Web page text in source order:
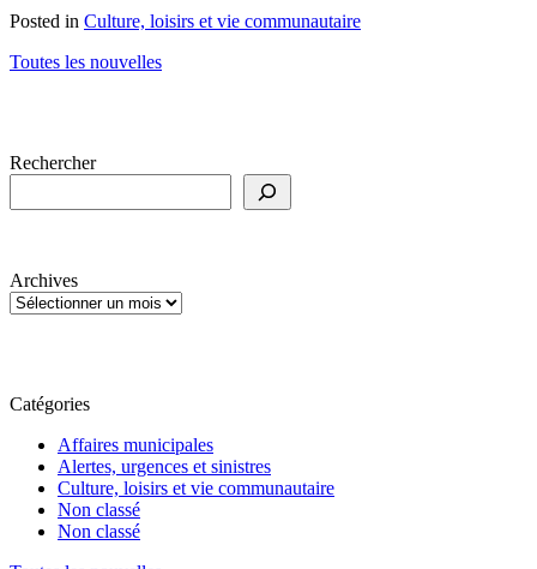
Posted in Culture, loisirs et vie communautaire
Toutes les nouvelles
Rechercher
Archives
Catégories
Affaires municipales
Alertes, urgences et sinistres
Culture, loisirs et vie communautaire
Non classé
Non classé